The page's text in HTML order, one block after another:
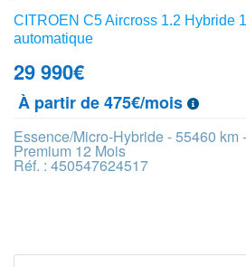
CITROEN C5 Aircross 1.2 Hybride
automatique
29 990€
À partir de 475€/mois
Essence/Micro-Hybride - 55460 km
Premium 12 Mois
Réf. : 450547624517